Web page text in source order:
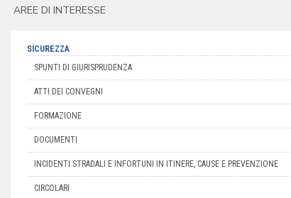
AREE DI INTERESSE
SICUREZZA
SPUNTI DI GIURISPRUDENZA
ATTI DEI CONVEGNI
FORMAZIONE
DOCUMENTI
INCIDENTI STRADALI E INFORTUNI IN ITINERE, CAUSE E PREVENZIONE
CIRCOLARI